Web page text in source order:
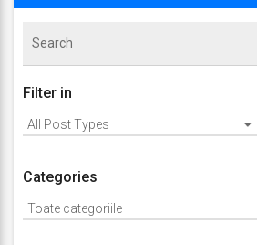
Filter in
Categories